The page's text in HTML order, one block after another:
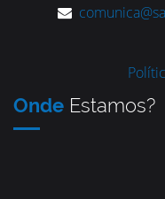
Onde Estamos?